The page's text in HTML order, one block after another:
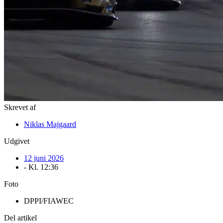
Skrevet af
Niklas Majgaard
Udgivet
12 juni 2026
- Kl. 12:36
Foto
DPPI/FIAWEC
Del artikel